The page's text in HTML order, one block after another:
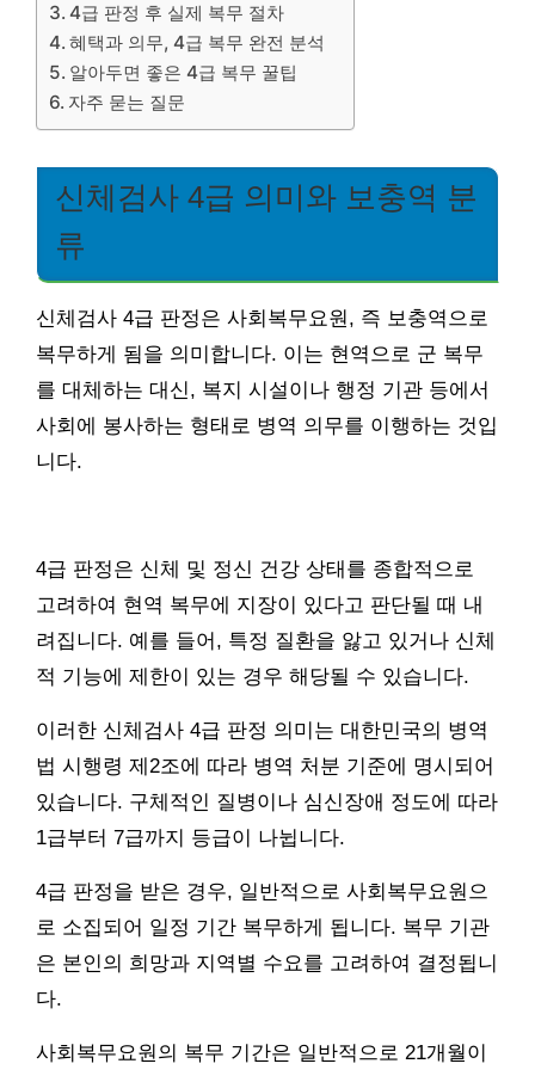
4급 판정 후 실제 복무 절차
혜택과 의무, 4급 복무 완전 분석
알아두면 좋은 4급 복무 꿀팁
자주 묻는 질문
신체검사 4급 의미와 보충역 분
류
신체검사 4급 판정은 사회복무요원, 즉 보충역으로
복무하게 됨을 의미합니다. 이는 현역으로 군 복무
를 대체하는 대신, 복지 시설이나 행정 기관 등에서
사회에 봉사하는 형태로 병역 의무를 이행하는 것입
니다.
4급 판정은 신체 및 정신 건강 상태를 종합적으로
고려하여 현역 복무에 지장이 있다고 판단될 때 내
려집니다. 예를 들어, 특정 질환을 앓고 있거나 신체
적 기능에 제한이 있는 경우 해당될 수 있습니다.
이러한 신체검사 4급 판정 의미는 대한민국의 병역
법 시행령 제2조에 따라 병역 처분 기준에 명시되어
있습니다. 구체적인 질병이나 심신장애 정도에 따라
1급부터 7급까지 등급이 나뉩니다.
4급 판정을 받은 경우, 일반적으로 사회복무요원으
로 소집되어 일정 기간 복무하게 됩니다. 복무 기관
은 본인의 희망과 지역별 수요를 고려하여 결정됩니
다.
사회복무요원의 복무 기간은 일반적으로 21개월이